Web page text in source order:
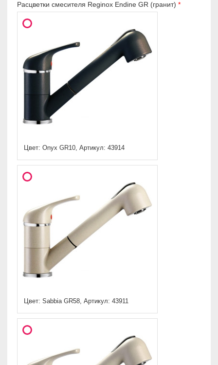
Расцветки смесителя Reginox Endine GR (гранит)
Цвет: Onyx GR10, Артикул: 43914
Цвет: Sabbia GR58, Артикул: 43911